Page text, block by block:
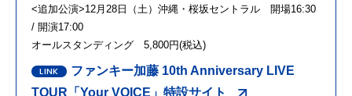
<追加公演>12月28日（土）沖縄・桜坂セントラル 開場16:30
/ 開演17:00
オールスタンディング 5,800円(税込)
ファンキー加藤 10th Anniversary LIVE
TOUR「Your VOICE」特設サイト